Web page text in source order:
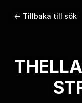
← Tillbaka till sök